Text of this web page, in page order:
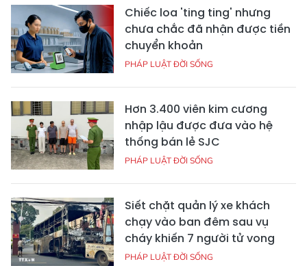
Chiếc loa 'ting ting' nhưng
chưa chắc đã nhận được tiền
chuyển khoản
PHÁP LUẬT ĐỜI SỐNG
Hơn 3.400 viên kim cương
nhập lậu được đưa vào hệ
thống bán lẻ SJC
PHÁP LUẬT ĐỜI SỐNG
Siết chặt quản lý xe khách
chạy vào ban đêm sau vụ
cháy khiến 7 người tử vong
PHÁP LUẬT ĐỜI SỐNG